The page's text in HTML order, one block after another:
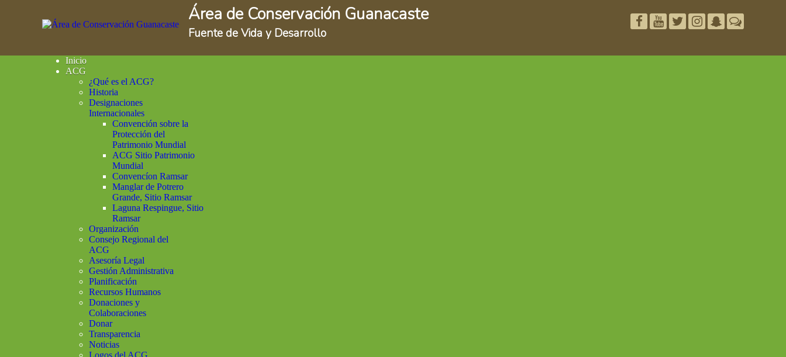
Área de Conservación Guanacaste
Fuente de Vida y Desarrollo
Inicio
ACG
¿Qué es el ACG?
Historia
Designaciones
Internacionales
Convención sobre la
Protección del
Patrimonio Mundial
ACG Sitio Patrimonio
Mundial
Convencíon Ramsar
Manglar de Potrero
Grande, Sitio Ramsar
Laguna Respingue, Sitio
Ramsar
Organización
Consejo Regional del
ACG
Asesoría Legal
Gestión Administrativa
Planificación
Recursos Humanos
Donaciones y
Colaboraciones
Donar
Transparencia
Noticias
Logos del ACG